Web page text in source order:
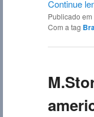
Continue
Publicado em
Com a tag